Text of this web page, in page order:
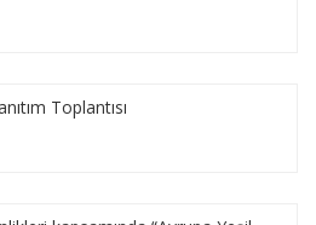
BURSU
GÜZ YARIYILINDA KESİN KAYIT
LİSTESİ
Toplantısı